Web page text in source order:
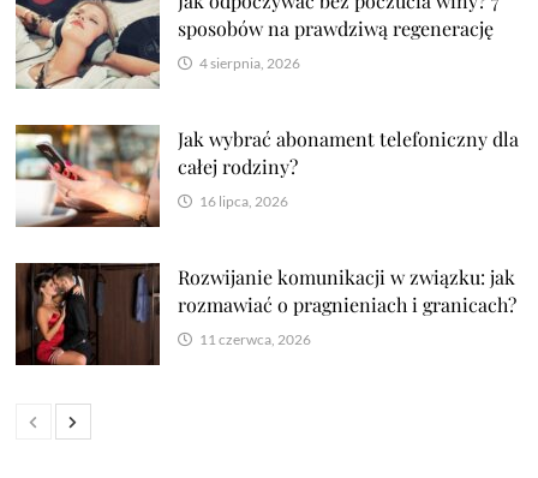
sposobów na prawdziwą regenerację
4 sierpnia, 2026
Jak wybrać abonament telefoniczny dla
całej rodziny?
16 lipca, 2026
Rozwijanie komunikacji w związku: jak
rozmawiać o pragnieniach i granicach?
11 czerwca, 2026